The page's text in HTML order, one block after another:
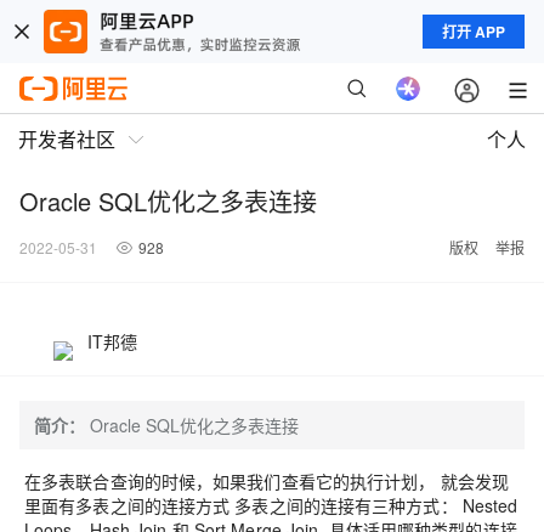
打开 APP
开发者社区 个人
Oracle SQL优化之多表连接
2022-05-31 928 版权 举报
IT邦德
简介： Oracle SQL优化之多表连接
在多表联合查询的时候，如果我们查看它的执行计划， 就会发现
里面有多表之间的连接方式 多表之间的连接有三种方式： Nested